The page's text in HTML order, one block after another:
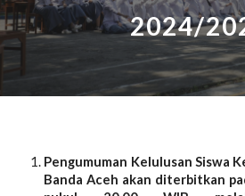
2024/
Pengumuman Kelulusan Siswa
Banda Aceh akan diterbitkan